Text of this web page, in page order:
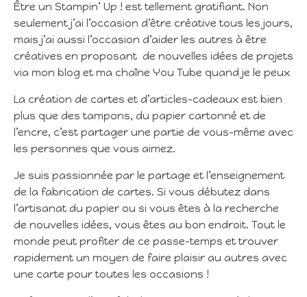
Être un Stampin’ Up ! est tellement gratifiant. Non
seulement j’ai l’occasion d’être créative tous les jours,
mais j’ai aussi l’occasion d’aider les autres à être
créatives en proposant de nouvelles idées de projets
via mon blog et ma chaîne You Tube quand je le peux
La création de cartes et d’articles-cadeaux est bien
plus que des tampons, du papier cartonné et de
l’encre, c’est partager une partie de vous-même avec
les personnes que vous aimez.
Je suis passionnée par le partage et l’enseignement
de la fabrication de cartes. Si vous débutez dans
l’artisanat du papier ou si vous êtes à la recherche
de nouvelles idées, vous êtes au bon endroit. Tout le
monde peut profiter de ce passe-temps et trouver
rapidement un moyen de faire plaisir au autres avec
une carte pour toutes les occasions !